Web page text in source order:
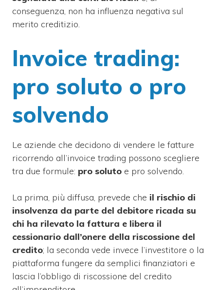
conseguenza, non ha influenza negativa sul
merito creditizio.
Invoice trading:
pro soluto o pro
solvendo
Le aziende che decidono di vendere le fatture
ricorrendo all’invoice trading possono scegliere
tra due formule: pro soluto e pro solvendo.
La prima, più diffusa, prevede che il rischio di
insolvenza da parte del debitore ricada su
chi ha rilevato la fattura e libera il
cessionario dall’onere della riscossione del
credito; la seconda vede invece l’investitore o la
piattaforma fungere da semplici finanziatori e
lascia l’obbligo di riscossione del credito